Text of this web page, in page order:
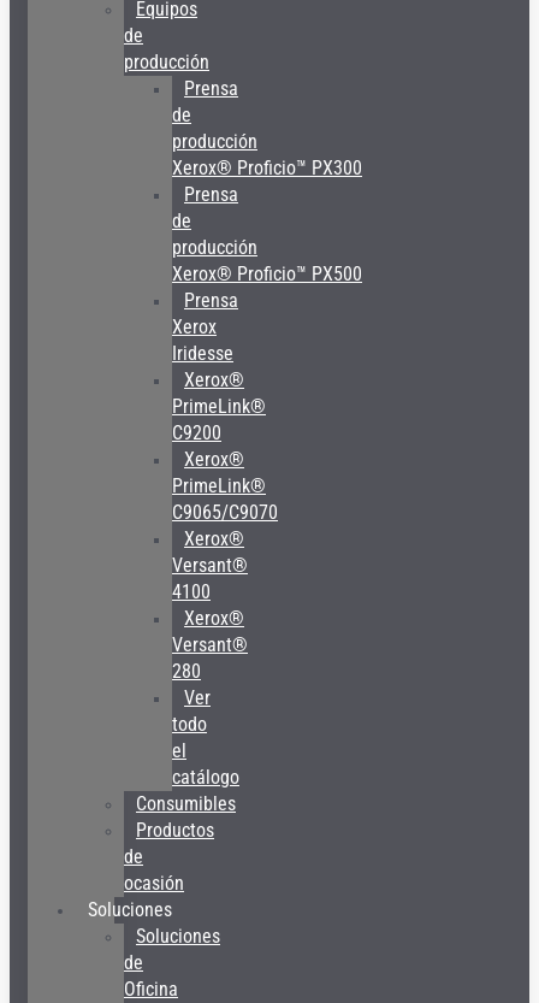
Equipos
de
producción
Prensa
de
producción
Xerox® Proficio™ PX300
Prensa
de
producción
Xerox® Proficio™ PX500
Prensa
Xerox
Iridesse
Xerox®
PrimeLink®
C9200
Xerox®
PrimeLink®
C9065/C9070
Xerox®
Versant®
4100
Xerox®
Versant®
280
Ver
todo
el
catálogo
Consumibles
Productos
de
ocasión
Soluciones
Soluciones
de
Oficina